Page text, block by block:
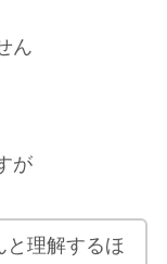
ん
が
と理解するほ